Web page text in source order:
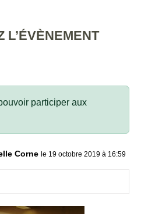
L’ÉVÈNEMENT
participer aux
Corne le 19 octobre 2019 à 16:59